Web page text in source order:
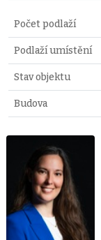
Počet podlaží
Podlaží umístění
Stav objektu
Budova